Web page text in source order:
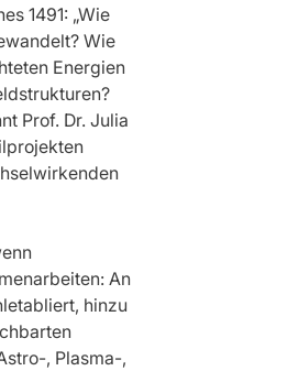
1491: „Wie
Wie
Energien
Prof. Dr. Julia
An
hinzu
, Plasma-,